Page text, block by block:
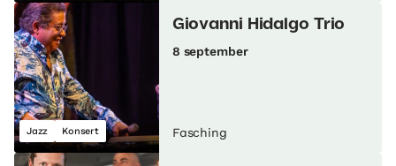
Jazz Konsert
Giovanni Hidalgo Trio
8 september
Fasching